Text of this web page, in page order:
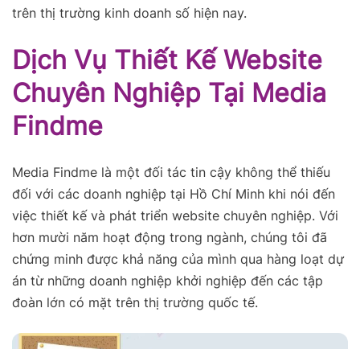
trên thị trường kinh doanh số hiện nay.
Dịch Vụ Thiết Kế Website
Chuyên Nghiệp Tại Media
Findme
Media Findme là một đối tác tin cậy không thể thiếu
đối với các doanh nghiệp tại Hồ Chí Minh khi nói đến
việc thiết kế và phát triển website chuyên nghiệp. Với
hơn mười năm hoạt động trong ngành, chúng tôi đã
chứng minh được khả năng của mình qua hàng loạt dự
án từ những doanh nghiệp khởi nghiệp đến các tập
đoàn lớn có mặt trên thị trường quốc tế.